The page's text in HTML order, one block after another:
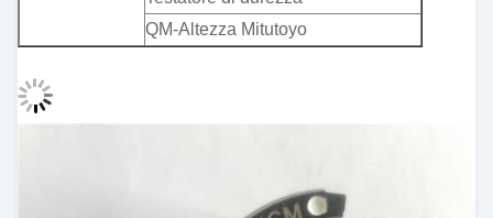
QM-Altezza Mitutoyo